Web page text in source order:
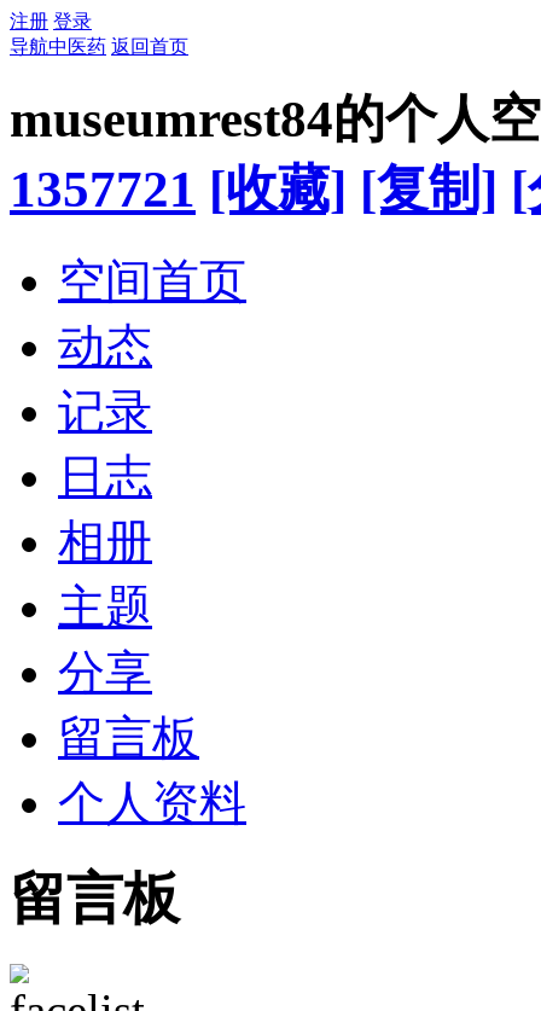
注册 登录
导航中医药 返回首页
museumrest84的个人
1357721 [收藏] [复制] [
空间首页
动态
记录
日志
相册
主题
分享
留言板
个人资料
留言板